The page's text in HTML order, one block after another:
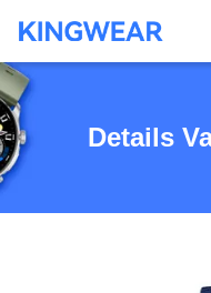
Details